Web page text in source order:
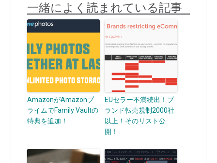
一緒によく読まれている記事
AmazonがAmazonプ
ライムでFamily Vaultの
特典を追加！
EUセラー不満続出！ブ
ランド転売規制2000社
以上！そのリスト公
開！